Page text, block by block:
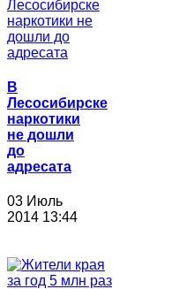
В
Лесосибирске
наркотики
не дошли
до
адресата
03 Июль
2014 13:44